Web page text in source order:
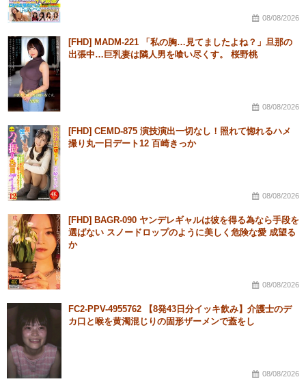
08/08/2026
[FHD] MADM-221 「私の胸…見てましたよね？」旦那の
出張中…巨乳妻は隣人男を喰い尽くす。 桜野桃
08/08/2026
[FHD] CEMD-875 演技演出一切なし！照れて惚れるハメ
撮り丸一日デート12 百崎きっか
08/08/2026
[FHD] BAGR-090 ヤンデレギャルは彼を得る為なら手段を
選ばない スノードロップのように美しく危険な愛 成望る
か
08/08/2026
FC2-PPV-4955762 【8発43日分イッキ飲み】介護士のデ
カ口と喉を黄濁混じりの固形ザーメンで蓋をし
08/08/2026